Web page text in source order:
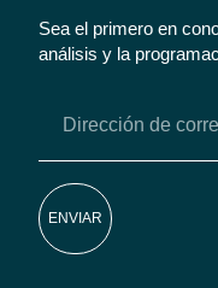
Sea el primero en
análisis y la
ENVIAR